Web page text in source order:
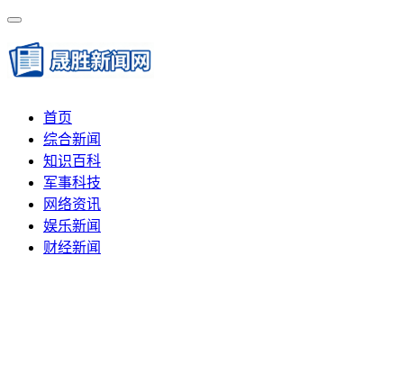
首页
综合新闻
知识百科
军事科技
网络资讯
娱乐新闻
财经新闻